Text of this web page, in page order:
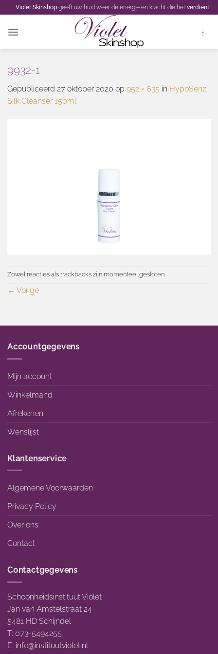
naar
inhoud
Violet Skinshopgeeft uw huid weer de energie en kracht die het verdient.
9932-1
Gepubliceerd 27 oktober 2020 op 952 × 635 in HypoSenz
Silk Cleanser 150ml
Zowel reacties als trackbacks zijn momenteel gesloten.
← Vorige
Accountgegevens
Mijn account
Winkelmand
Afrekenen
Wenslijst
Klantenservice
Algemene Voorwaarden
Privacy Policy
Over ons
Contact
Contactgegevens
Schoonheidsinstituut Violet
Jan van Amstelstraat 24
5481 HD Schijndel
T: 073-5494255
E: info@instituutviolet.nl